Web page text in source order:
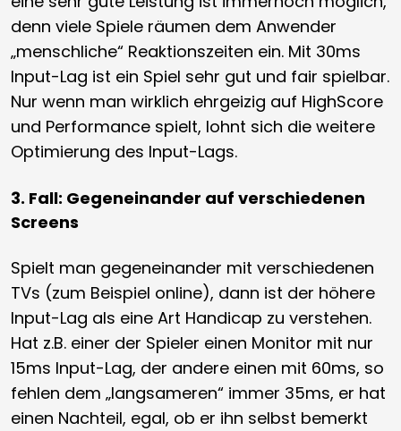
denn viele Spiele räumen dem Anwender
„menschliche“ Reaktionszeiten ein. Mit 30ms
Input-Lag ist ein Spiel sehr gut und fair spielbar.
Nur wenn man wirklich ehrgeizig auf HighScore
und Performance spielt, lohnt sich die weitere
Optimierung des Input-Lags.
3. Fall: Gegeneinander auf verschiedenen
Screens
Spielt man gegeneinander mit verschiedenen
TVs (zum Beispiel online), dann ist der höhere
Input-Lag als eine Art Handicap zu verstehen.
Hat z.B. einer der Spieler einen Monitor mit nur
15ms Input-Lag, der andere einen mit 60ms, so
fehlen dem „langsameren“ immer 35ms, er hat
einen Nachteil, egal, ob er ihn selbst bemerkt